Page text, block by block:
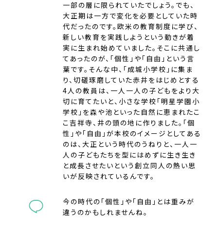
一部の層に限られていたでしょう。でも、
大正期は一方で変化を必要としていた時
代だったのです。欧米の教育制度に学び、
新しい教育を実践しようという動きが着
実に生まれ始めていました。そこに共通し
てあったのが、「個性」や「自由」という言
葉です。そんな中、「成城小学校」に集ま
り、切磋琢磨していた赤井をはじめとする
4人の教員は、一人一人の子どもをより大
切に育てたいと、小さな学校「明星学園小
学校」を森や池といった自然に恵まれたこ
こ吉祥寺、井の頭の地に作りました。「個
性」や「自由」が本校のイメージとしてある
のは、大正という時代のうねりと、一人一
人の子どもたちを型にはめずに生き生き
と成長させたいという創立同人の熱い思
いが反映されているんです。
今の時代の「個性」や「自由」とは重みが
違うのかもしれませんね。